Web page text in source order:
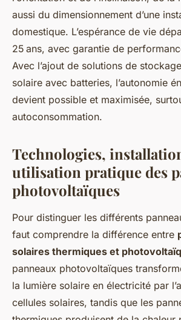
aussi du dimensionnement d’une
domestique. L’espérance de vie
25 ans, avec garantie de
Avec l’ajout de solutions de
solaire avec batteries, l’autonomie
devient possible et maximisée,
autoconsommation.
Technologies,
utilisation pratique des
photovoltaïques
Pour distinguer les différents
faut comprendre la différence entre
solaires thermiques et
panneaux photovoltaïques
la lumière solaire en électricité par
cellules solaires, tandis que les